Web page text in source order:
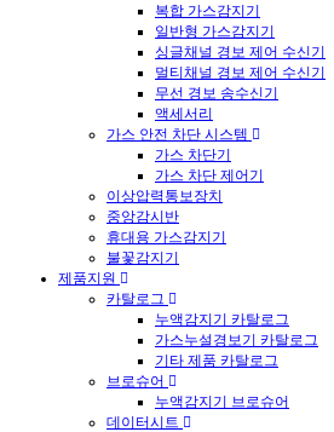
복합 가스감지기
일반형 가스감지기
싱글채널 경보 제어 수신기
멀티채널 경보 제어 수신기
무선 경보 송수신기
액세서리
가스 안전 차단 시스템
가스 차단기
가스 차단 제어기
이상압력통보장치
중앙감시반
휴대용 가스감지기
불꽃감지기
제품지원
카탈로그
누액감지기 카탈로그
가스누설경보기 카탈로그
기타 제품 카탈로그
브로슈어
누액감지기 브로슈어
데이터시트